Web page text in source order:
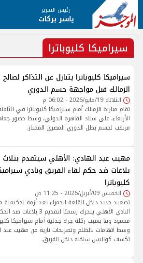
رئيس التحرير
ياسر بركات
سيراميكا كليوباترا
سيراميكا كليوباترا يتنازل عن التذاكر لصالح
الزمالك قبل مواجهة حسم الدوري
الثلاثاء 19/مايو/2026 - 06:02 م
تقام مباراة الزمالك أمام سيراميكا كليوباترا في
الأربعاء، على ستاد القاهرة الدولي، وسط حضور
مرتقب لحسم بطل الدوري المصري الممتاز.
مهيب عبد الهادي: الأهلي سيتقدم بثلاث
بلاغات ضد حكم لقاء الفريق ونادي
كليوباترا
الخميس 09/أبريل/2026 - 11:25 ص
تصعيد جديد داخل القلعة الحمراء بعد أزمة تحكيمية
النادي الأهلي يتحرك رسميًا لتقديم 3 بلاغات
محمود وفا بسبب ركلة جزاء جدلية أمام سيراميكا
وسط اتهامات بالظلم وتصريحات نارية من مهيب عبد
تكشف كواليس ساخنة داخل الفريق.